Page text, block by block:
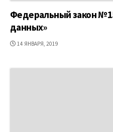
Федеральный закон
данных»
ДАТА
14 ЯНВАРЯ, 2019